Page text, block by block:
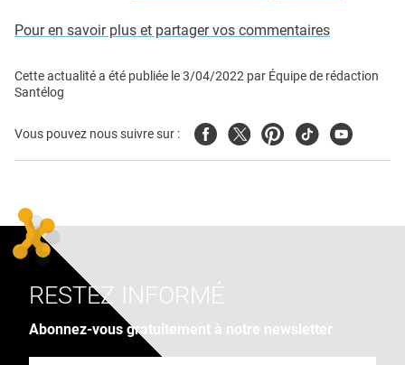
Pour en savoir plus et partager vos commentaires
Cette actualité a été publiée le3/04/2022 par Équipe de rédaction
Santélog
Vous pouvez nous suivre sur : FacebookTwitterPinterest
TiktokYoutube
RESTEZ INFORMÉ
Abonnez-vous gratuitement à notre newsletter